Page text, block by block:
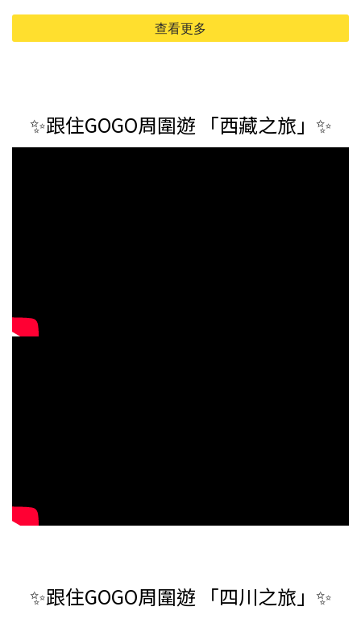
幻鑰匙系列-高
BROWN 魔幻鑰
匙系列-2合1閃
貨可新蒲崗倉庫
即取）
不退不換以不影
查看更多
✨跟住GOGO周圍遊 「西藏之旅」✨
✨跟住GOGO周圍遊 「四川之旅」✨